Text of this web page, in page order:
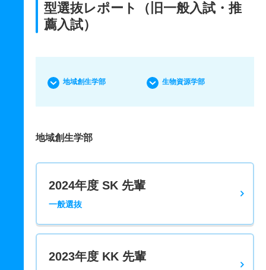
型選抜レポート（旧一般入試・推
薦入試）
地域創生学部 生物資源学部
地域創生学部
2024年度 SK 先輩
一般選抜
2023年度 KK 先輩